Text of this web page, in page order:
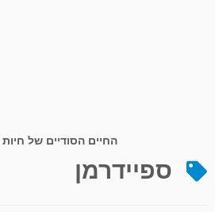
החיים הסודיים של
ספיידרמן